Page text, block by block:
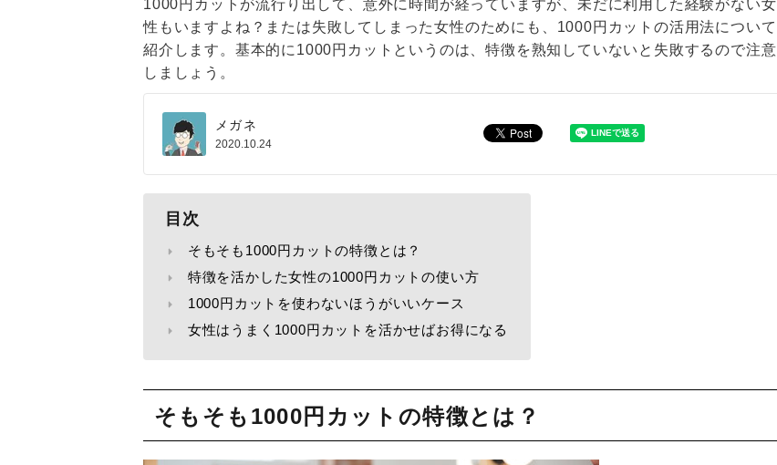
1000円カットが流行り出して、意外に時間が経っていますが、未だに利用した経験がない女
性もいますよね？または失敗してしまった女性のためにも、1000円カットの活用法について
紹介します。基本的に1000円カットというのは、特徴を熟知していないと失敗するので注意
しましょう。
メガネ
2020.10.24
目次
そもそも1000円カットの特徴とは？
特徴を活かした女性の1000円カットの使い方
1000円カットを使わないほうがいいケース
女性はうまく1000円カットを活かせばお得になる
そもそも1000円カットの特徴とは？